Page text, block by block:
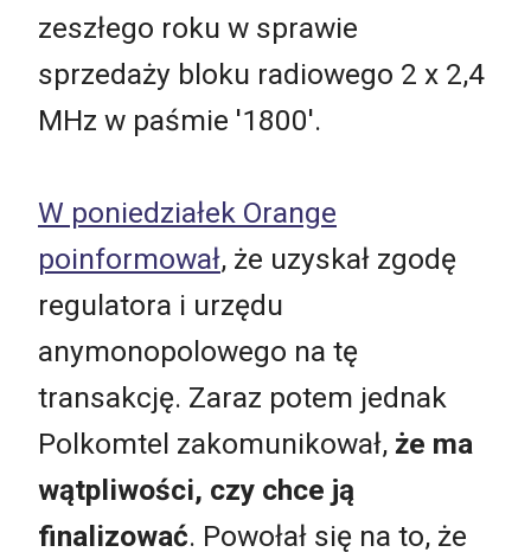
zeszłego roku w sprawie
sprzedaży bloku radiowego 2 x 2,4
MHz w paśmie '1800'.
W poniedziałek Orange
poinformował, że uzyskał zgodę
regulatora i urzędu
anymonopolowego na tę
transakcję. Zaraz potem jednak
Polkomtel zakomunikował, że ma
wątpliwości, czy chce ją
finalizować. Powołał się na to, że